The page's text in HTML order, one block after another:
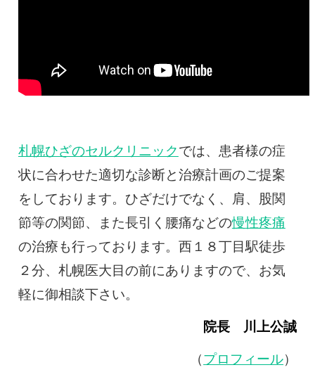
札幌ひざのセルクリニックでは、患者様の症
状に合わせた適切な診断と治療計画のご提案
をしております。ひざだけでなく、肩、股関
節等の関節、また長引く腰痛などの慢性疼痛
の治療も行っております。西１８丁目駅徒歩
２分、札幌医大目の前にありますので、お気
軽に御相談下さい。
院長 川上公誠
（プロフィール）